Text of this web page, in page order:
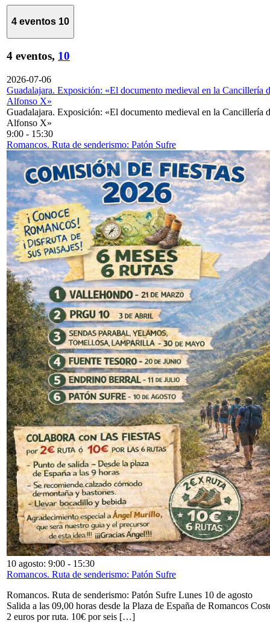
4 eventos 10
4 eventos, 10
2026-07-06
Guadalajara. Exposición: «El documento medieval en la Cancillería
Alfonso X»
Guadalajara. Exposición: «El documento medieval en la Cancillería
Alfonso X»
9:00 - 15:30
Romancos. Ruta de senderismo: Patón Sufre
10 agosto: 9:00 - 15:30
Romancos. Ruta de senderismo: Patón Sufre
Romancos. Ruta de senderismo: Patón Sufre Lunes 10 de agosto
Salida a las 09,00 horas desde la Plaza de España de Romancos
2 euros por ruta. 10€ por seis […]